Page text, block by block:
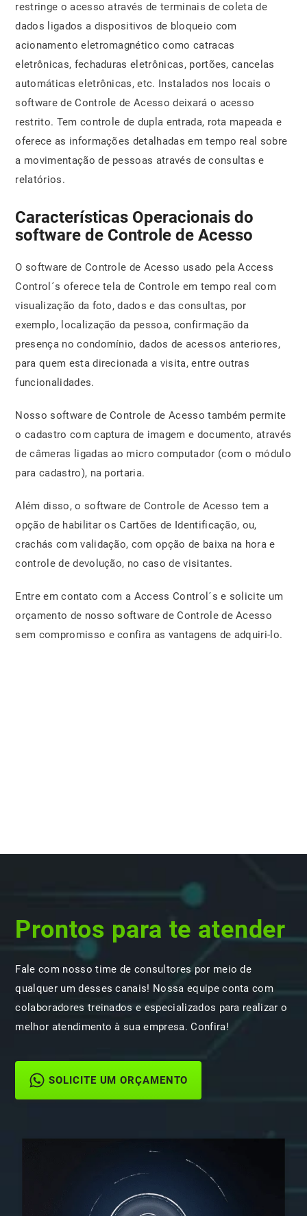
restringe o acesso através de terminais de coleta de
dados ligados a dispositivos de bloqueio com
acionamento eletromagnético como catracas
eletrônicas, fechaduras eletrônicas, portões, cancelas
automáticas eletrônicas, etc. Instalados nos locais o
software de Controle de Acesso deixará o acesso
restrito. Tem controle de dupla entrada, rota mapeada e
oferece as informações detalhadas em tempo real sobre
a movimentação de pessoas através de consultas e
relatórios.
Características Operacionais do
software de Controle de Acesso
O software de Controle de Acesso usado pela Access
Control´s oferece tela de Controle em tempo real com
visualização da foto, dados e das consultas, por
exemplo, localização da pessoa, confirmação da
presença no condomínio, dados de acessos anteriores,
para quem esta direcionada a visita, entre outras
funcionalidades.
Nosso software de Controle de Acesso também permite
o cadastro com captura de imagem e documento, através
de câmeras ligadas ao micro computador (com o módulo
para cadastro), na portaria.
Além disso, o software de Controle de Acesso tem a
opção de habilitar os Cartões de Identificação, ou,
crachás com validação, com opção de baixa na hora e
controle de devolução, no caso de visitantes.
Entre em contato com a Access Control´s e solicite um
orçamento de nosso software de Controle de Acesso
sem compromisso e confira as vantagens de adquiri-lo.
Prontos para te atender
Fale com nosso time de consultores por meio de
qualquer um desses canais! Nossa equipe conta com
colaboradores treinados e especializados para realizar o
melhor atendimento à sua empresa. Confira!
SOLICITE UM ORÇAMENTO